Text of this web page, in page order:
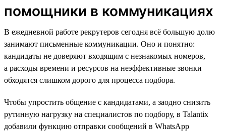
помощники в коммуникациях
В ежедневной работе рекрутеров сегодня всё большую долю
занимают письменные коммуникации. Оно и понятно:
кандидаты не доверяют входящим с незнакомых номеров,
а расходы времени и ресурсов на неэффективные звонки
обходятся слишком дорого для процесса подбора.
Чтобы упростить общение с кандидатами, а заодно снизить
рутинную нагрузку на специалистов по подбору, в Talantix
добавили функцию отправки сообщений в WhatsApp